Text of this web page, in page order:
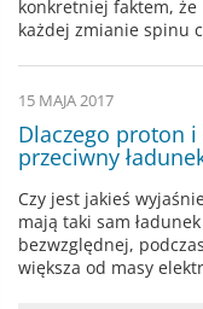
konkretniej faktem, że
każdej zmianie spinu
15 MAJA 2017
Dlaczego proton
przeciwny
Czy jest jakieś
mają taki sam
bezwzględnej,
większa od masy